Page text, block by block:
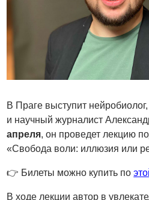
В Праге выступит
и научный журналист
апреля, он проведет лекцию
«Свобода воли: иллюзия или
👉 Билеты можно купить по
В ходе лекции автор в